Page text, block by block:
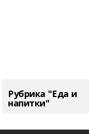
Рубрика "Еда и
напитки"